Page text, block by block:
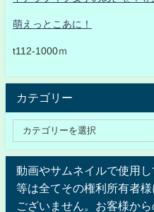
萌えっとこあに！
t112-1000ｍ
カテゴリー
動画やサムネイルで使用
等は全てその権利所有者
ございません。お客様か